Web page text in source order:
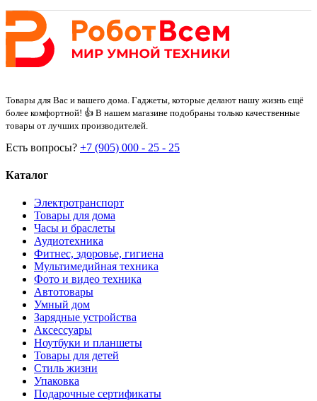
Товары для Вас и вашего дома. Гаджеты, которые делают нашу жизнь ещё
более комфортной! 👍 В нашем магазине подобраны только качественные
товары от лучших производителей.
Есть вопросы? +7 (905) 000 - 25 - 25
Каталог
Электротранспорт
Товары для дома
Часы и браслеты
Аудиотехника
Фитнес, здоровье, гигиена
Мультимедийная техника
Фото и видео техника
Автотовары
Умный дом
Зарядные устройства
Аксессуары
Ноутбуки и планшеты
Товары для детей
Стиль жизни
Упаковка
Подарочные сертификаты